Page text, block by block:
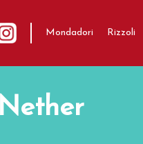
separatore
Mondadori Rizzoli